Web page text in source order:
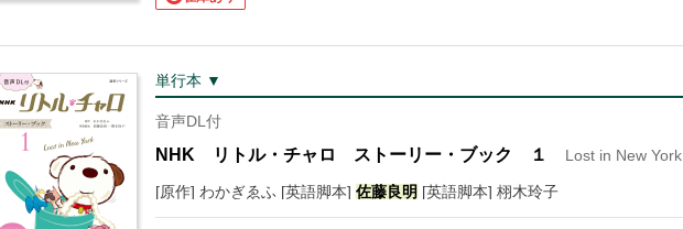
単行本 ▼
音声DL付
NHK リトル・チャロ ストーリー・ブック １ Lost in New York
[原作] わかぎゑふ [英語脚本] 佐藤良明 [英語脚本] 栩木玲子